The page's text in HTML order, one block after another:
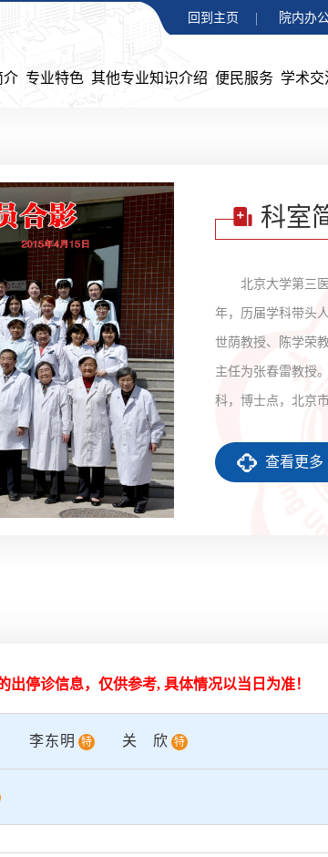
回到主页 院内办
介 专业特色 其他专业知识介绍 便民服务 学术交
科室
北京大学第三
年，历届学科带头
世荫教授、陈学荣
主任为张春雷教授
科，博士点，北京
查看更多
出停诊信息，仅供参考, 具体情况以当日为准！
李东明 特 关欣 特